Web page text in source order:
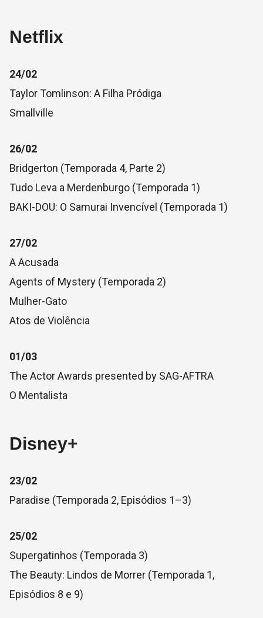
Netflix
24/02
Taylor Tomlinson: A Filha Pródiga
Smallville
26/02
Bridgerton (Temporada 4, Parte 2)
Tudo Leva a Merdenburgo (Temporada 1)
BAKI-DOU: O Samurai Invencível (Temporada 1)
27/02
A Acusada
Agents of Mystery (Temporada 2)
Mulher-Gato
Atos de Violência
01/03
The Actor Awards presented by SAG-AFTRA
O Mentalista
Disney+
23/02
Paradise (Temporada 2, Episódios 1–3)
25/02
Supergatinhos (Temporada 3)
The Beauty: Lindos de Morrer (Temporada 1,
Episódios 8 e 9)